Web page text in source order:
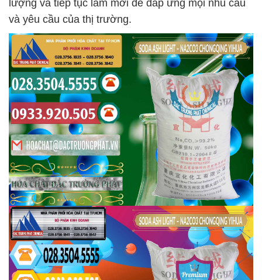
lượng và tiếp tục làm mới để đáp ứng mọi nhu cầu
và yêu cầu của thị trường.